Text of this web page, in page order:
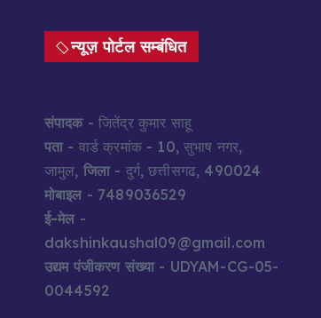
न्यूज़ पोर्टल सम्बंधित
संपादक- जितेंद्र कुमार साहू
पता- वार्ड क्रमांक - 10, सुभाष नगर,
जामुल, जिला- दुर्ग, छत्तीसगढ, 490024
मोबाइल - 7489036529
ई-मेल -
dakshinkaushal09@gmail.com
उद्यम पंजीकरण संख्या- UDYAM-CG-05-
0044592